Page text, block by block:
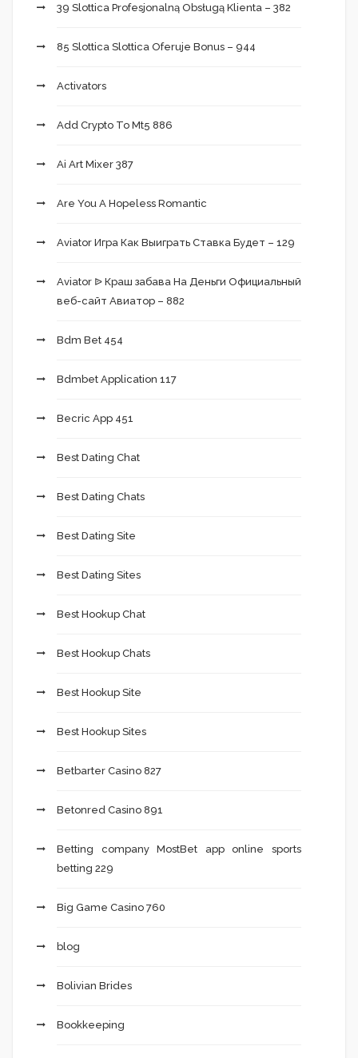
39 Slottica Profesjonalną Obsługą Klienta – 382
85 Slottica Slottica Oferuje Bonus – 944
Activators
Add Crypto To Mt5 886
Ai Art Mixer 387
Are You A Hopeless Romantic
Aviator Игра Как Выиграть Ставка Будет – 129
Aviator ᐉ Краш забава На Деньги Официальный
веб-сайт Авиатор – 882
Bdm Bet 454
Bdmbet Application 117
Becric App 451
Best Dating Chat
Best Dating Chats
Best Dating Site
Best Dating Sites
Best Hookup Chat
Best Hookup Chats
Best Hookup Site
Best Hookup Sites
Betbarter Casino 827
Betonred Casino 891
Betting company MostBet app online sports
betting 229
Big Game Casino 760
blog
Bolivian Brides
Bookkeeping